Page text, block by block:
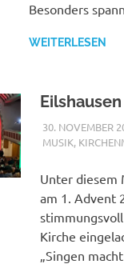
Besonders
WEITERLESEN
30. NOVEMBER
MUSIK,
Unter diesem
am 1. Advent
Kirche
„Singen